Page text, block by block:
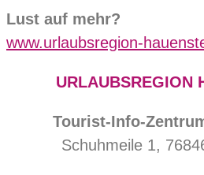
Lust auf mehr?
www.urlaubsregion-
URLAUBSREGION
Tourist-Info-
Schuhmeile 1,